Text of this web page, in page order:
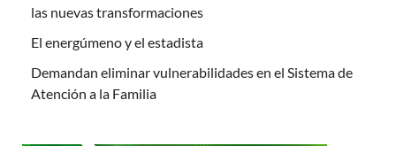
las nuevas transformaciones
El energúmeno y el estadista
Demandan eliminar vulnerabilidades en el Sistema de
Atención a la Familia